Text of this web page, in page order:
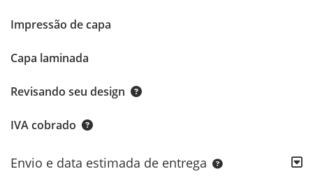
Impressão de capa
Capa laminada
Revisando seu design
IVA cobrado
Envio e data estimada de entrega